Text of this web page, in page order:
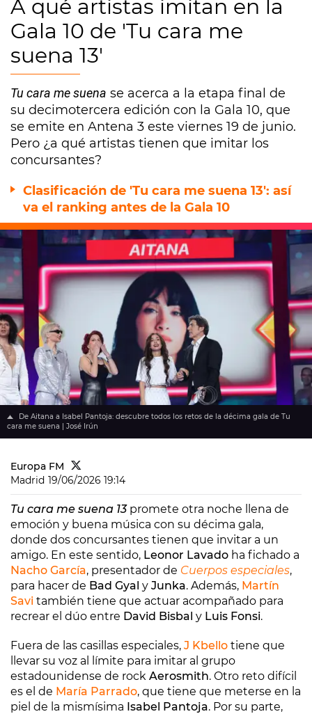
A qué artistas imitan en la
Gala 10 de 'Tu cara me
suena 13'
Tu cara me suena se acerca a la etapa final de
su decimotercera edición con la Gala 10, que
se emite en Antena 3 este viernes 19 de junio.
Pero ¿a qué artistas tienen que imitar los
concursantes?
Clasificación de 'Tu cara me suena 13': así
va el ranking antes de la Gala 10
De Aitana a Isabel Pantoja: descubre todos los retos de la décima gala de Tu
cara me suena | José Irún
Europa FM
Madrid 19/06/2026 19:14
Tu cara me suena 13promete otra noche llena de
emoción y buena música con su décima gala,
donde dos concursantes tienen que invitar a un
amigo. En este sentido, Leonor Lavado ha fichado a
Nacho García, presentador de Cuerpos especiales,
para hacer de Bad Gyal y Junka. Además, Martín
Savi también tiene que actuar acompañado para
recrear el dúo entre David Bisbal y Luis Fonsi.
Fuera de las casillas especiales, J Kbello tiene que
llevar su voz al límite para imitar al grupo
estadounidense de rock Aerosmith. Otro reto difícil
es el de María Parrado, que tiene que meterse en la
piel de la mismísima Isabel Pantoja. Por su parte,